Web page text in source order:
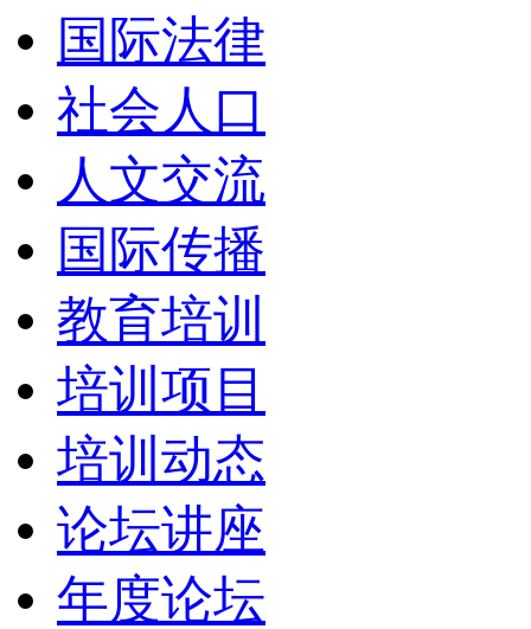
国际法律
社会人口
人文交流
国际传播
教育培训
培训项目
培训动态
论坛讲座
年度论坛